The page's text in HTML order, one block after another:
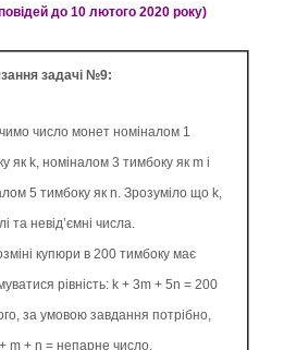
до 10 лютого 2020 року)
задачі №9:
число монет номіналом 1
як k, номіналом 3 тимбоку як m і
5 тимбоку як n. Зрозуміло що k,
та невід’ємні числа.
купюри в 200 тимбоку має
рівність: k + 3m + 5n = 200
за умовою завдання потрібно,
m + n = непарне число.